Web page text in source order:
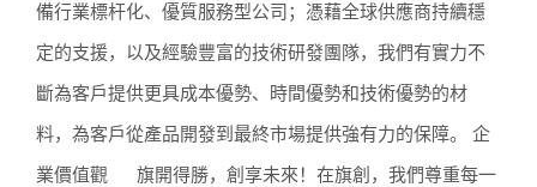
備行業標杆化、優質服務型公司；憑藉全球供應商持續穩
定的支援，以及經驗豐富的技術研發團隊，我們有實力不
斷為客戶提供更具成本優勢、時間優勢和技術優勢的材
料，為客戶從產品開發到最終市場提供強有力的保障。 企
業價值觀 旗開得勝，創享未來！在旗創，我們尊重每一